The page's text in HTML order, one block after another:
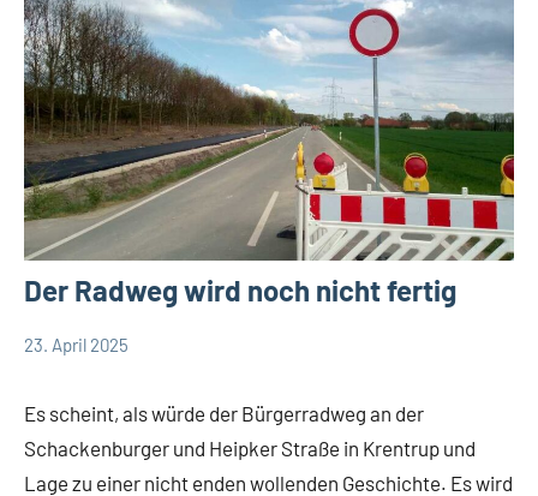
Der Radweg wird noch nicht fertig
Leopoldshöhe
Themen
23. April 2025
Thomas
Es scheint, als würde der Bürgerradweg an der
Schackenburger und Heipker Straße in Krentrup und
Lage zu einer nicht enden wollenden Geschichte. Es wird